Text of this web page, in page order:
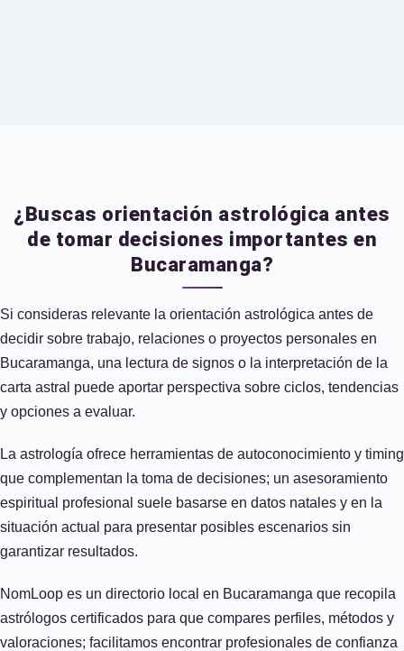
¿Buscas orientación astrológica antes
de tomar decisiones importantes en
Bucaramanga?
Si consideras relevante la orientación astrológica antes de
decidir sobre trabajo, relaciones o proyectos personales en
Bucaramanga, una lectura de signos o la interpretación de la
carta astral puede aportar perspectiva sobre ciclos, tendencias
y opciones a evaluar.
La astrología ofrece herramientas de autoconocimiento y timing
que complementan la toma de decisiones; un asesoramiento
espiritual profesional suele basarse en datos natales y en la
situación actual para presentar posibles escenarios sin
garantizar resultados.
NomLoop es un directorio local en Bucaramanga que recopila
astrólogos certificados para que compares perfiles, métodos y
valoraciones; facilitamos encontrar profesionales de confianza